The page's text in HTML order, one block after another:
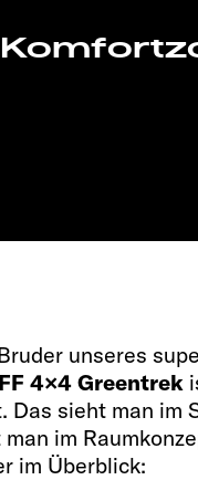
unseres
4×4 Greentrek
Das sieht man im
im
im Überblick: